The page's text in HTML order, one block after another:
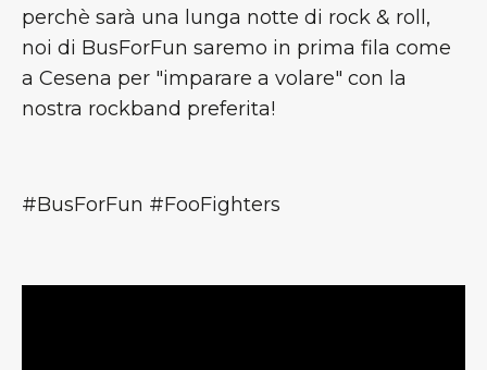
perchè sarà una lunga notte di rock & roll,
noi di BusForFun saremo in prima fila come
a Cesena per "imparare a volare" con la
nostra rockband preferita!
#BusForFun #FooFighters